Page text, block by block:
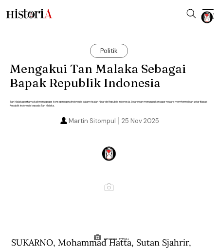
Politik
Mengakui Tan Malaka Sebagai
Bapak Republik Indonesia
Tan Malaka pertama kali menggagas konsep negara Indonesia dalam risalah Naar de Republik Indonesia. Sejarawan mengusulkan agar negara memformalkan gelar Bapak
Republik Indonesia kepada Tan Malaka.
25 Nov 2025
Martin Sitompul
Tan Malaka. (IPPHOS).
SUKARNO, Mohammad Hatta, Sutan Sjahrir,